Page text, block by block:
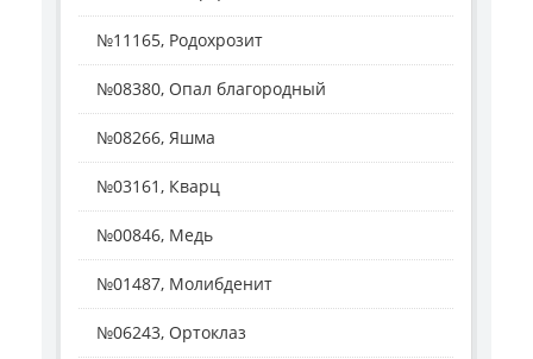
№11165, Родохрозит
№08380, Опал благородный
№08266, Яшма
№03161, Кварц
№00846, Медь
№01487, Молибденит
№06243, Ортоклаз